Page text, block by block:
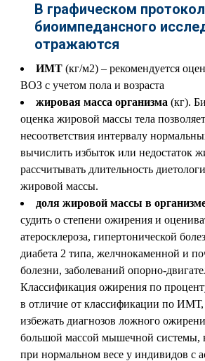
В графическом
биоимпедансного
отражаются
ИМТ (кг/м2) – рекомендуется
ВОЗ с учетом пола и возраста
жировая масса организма (кг).
оценка жировой массы тела
несоответствия интервалу
вычислить избыток или недостаток
рассчитывать длительность
жировой массы.
доля жировой массы в
судить о степени ожирения и
атеросклероза, гипертонической
диабета 2 типа, желчнокаменной и
болезни, заболеваний опорно-
Классификация ожирения по
в отличие от классификации по ИМТ,
избежать диагнозов ложного
большой массой мышечной системы,
при нормальном весе у индивидов с